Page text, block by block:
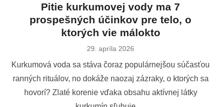
Pitie kurkumovej vody ma 7
prospešných účinkov pre telo, o
ktorých vie málokto
Publikované
29. apríla 2026
Kurkumová voda sa stáva čoraz populárnejšou súčasťou
ranných rituálov, no dokáže naozaj zázraky, o ktorých sa
hovorí? Zlaté korenie vďaka obsahu aktívnej látky